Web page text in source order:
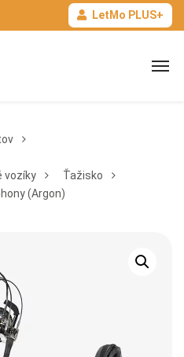
LetMo PLUS+
vozíky
Ťažisko
(Argon)